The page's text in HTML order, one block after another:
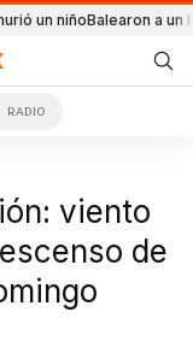
Balearon a un hombre
RADIO
viento
de